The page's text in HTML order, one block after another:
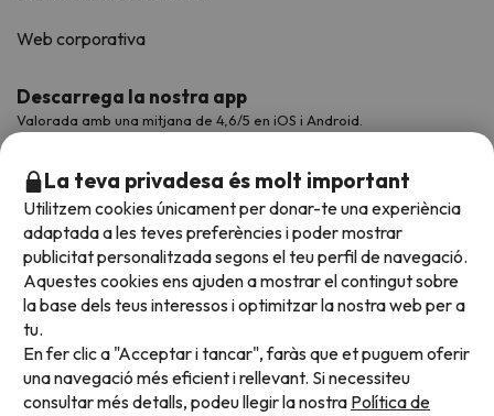
Web corporativa
Descarrega la nostra app
Valorada amb una mitjana de 4,6/5 en iOS i Android.
Acceptem
La teva privadesa és molt important
Utilitzem cookies únicament per donar-te una experiència
adaptada a les teves preferències i poder mostrar
publicitat personalitzada segons el teu perfil de navegació.
Aquestes cookies ens ajuden a mostrar el contingut sobre
la base dels teus interessos i optimitzar la nostra web per a
tu.
En fer clic a "Acceptar i tancar", faràs que et puguem oferir
una navegació més eficient i rellevant. Si necessiteu
consultar més detalls, podeu llegir la nostra Política de